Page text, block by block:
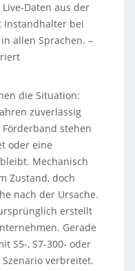
Daten aus der
Instandhalter bei
allen Sprachen. –
die Situation:
zuverlässig
stehen
oder eine
Mechanisch
Zustand, doch
nach der Ursache.
erstellt
Gerade
S5-, S7-300- oder
verbreitet.